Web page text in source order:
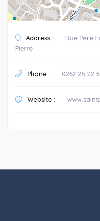
Address :
Rue Père
Pierre
Phone : 0262 25 22
Website :